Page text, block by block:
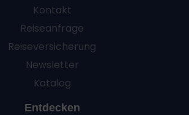
Kontakt
Reiseanfrage
Reiseversicherung
Newsletter
Katalog
Entdecken